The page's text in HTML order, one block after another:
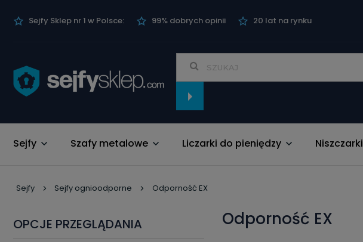
Sejfy Sklep nr 1 w Polsce: 99% dobrych opinii 20 lat na rynku
Sejfy Szafy metalowe Liczarki do pieniędzy Niszczarki
Nowości
Sejfy Sejfy ognioodporne Odporność EX
OPCJE PRZEGLĄDANIA odporność EX